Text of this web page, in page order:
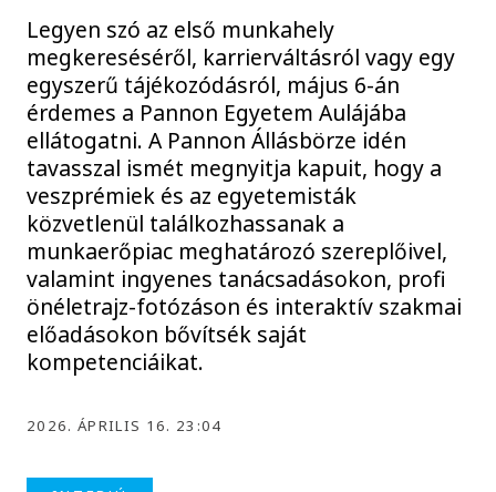
Legyen szó az első munkahely
megkereséséről, karrierváltásról vagy egy
egyszerű tájékozódásról, május 6-án
érdemes a Pannon Egyetem Aulájába
ellátogatni. A Pannon Állásbörze idén
tavasszal ismét megnyitja kapuit, hogy a
veszprémiek és az egyetemisták
közvetlenül találkozhassanak a
munkaerőpiac meghatározó szereplőivel,
valamint ingyenes tanácsadásokon, profi
önéletrajz-fotózáson és interaktív szakmai
előadásokon bővítsék saját
kompetenciáikat.
2026. ÁPRILIS 16. 23:04